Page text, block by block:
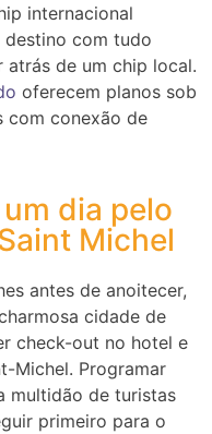
internacional
destino com tudo
de um chip local.
oferecem planos sob
com conexão de
dia pelo
Michel
antes de anoitecer,
cidade de
check-out no hotel e
Michel. Programar
multidão de turistas
primeiro para o